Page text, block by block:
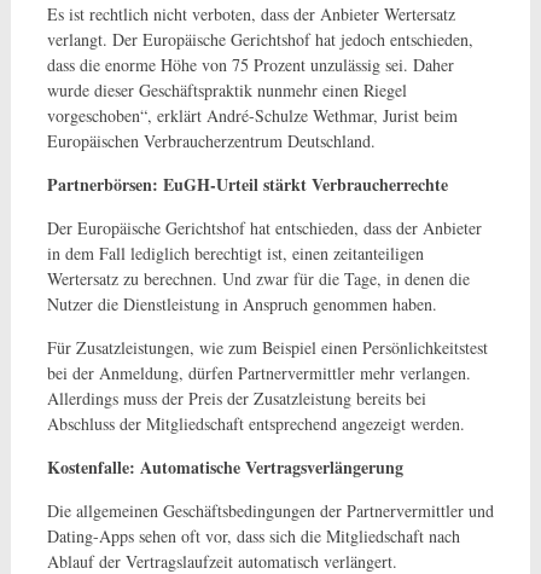
Es ist rechtlich nicht verboten, dass der Anbieter Wertersatz
verlangt. Der Europäische Gerichtshof hat jedoch entschieden,
dass die enorme Höhe von 75 Prozent unzulässig sei. Daher
wurde dieser Geschäftspraktik nunmehr einen Riegel
vorgeschoben“, erklärt André-Schulze Wethmar, Jurist beim
Europäischen Verbraucherzentrum Deutschland.
Partnerbörsen: EuGH-Urteil stärkt Verbraucherrechte
Der Europäische Gerichtshof hat entschieden, dass der Anbieter
in dem Fall lediglich berechtigt ist, einen zeitanteiligen
Wertersatz zu berechnen. Und zwar für die Tage, in denen die
Nutzer die Dienstleistung in Anspruch genommen haben.
Für Zusatzleistungen, wie zum Beispiel einen Persönlichkeitstest
bei der Anmeldung, dürfen Partnervermittler mehr verlangen.
Allerdings muss der Preis der Zusatzleistung bereits bei
Abschluss der Mitgliedschaft entsprechend angezeigt werden.
Kostenfalle: Automatische Vertragsverlängerung
Die allgemeinen Geschäftsbedingungen der Partnervermittler und
Dating-Apps sehen oft vor, dass sich die Mitgliedschaft nach
Ablauf der Vertragslaufzeit automatisch verlängert.